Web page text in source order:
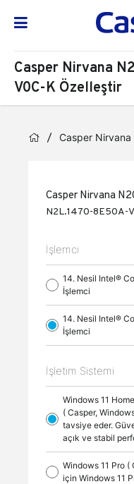
Casper Nirvana
V0C-K Özelleştir
Casper Nirvana
Casper Nirvana
N2L.1470-8E50A-
İşlemci
14. Nesil Intel®
İşlemci
14. Nesil Intel®
İşlemci
İşletim Sistemi
Windows 11
( Casper,
tavsiye eder.
açık ve stabil
Windows 11 Pro (
için Windows 11